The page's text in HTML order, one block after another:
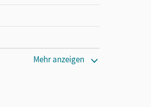
Mehr anzeigen